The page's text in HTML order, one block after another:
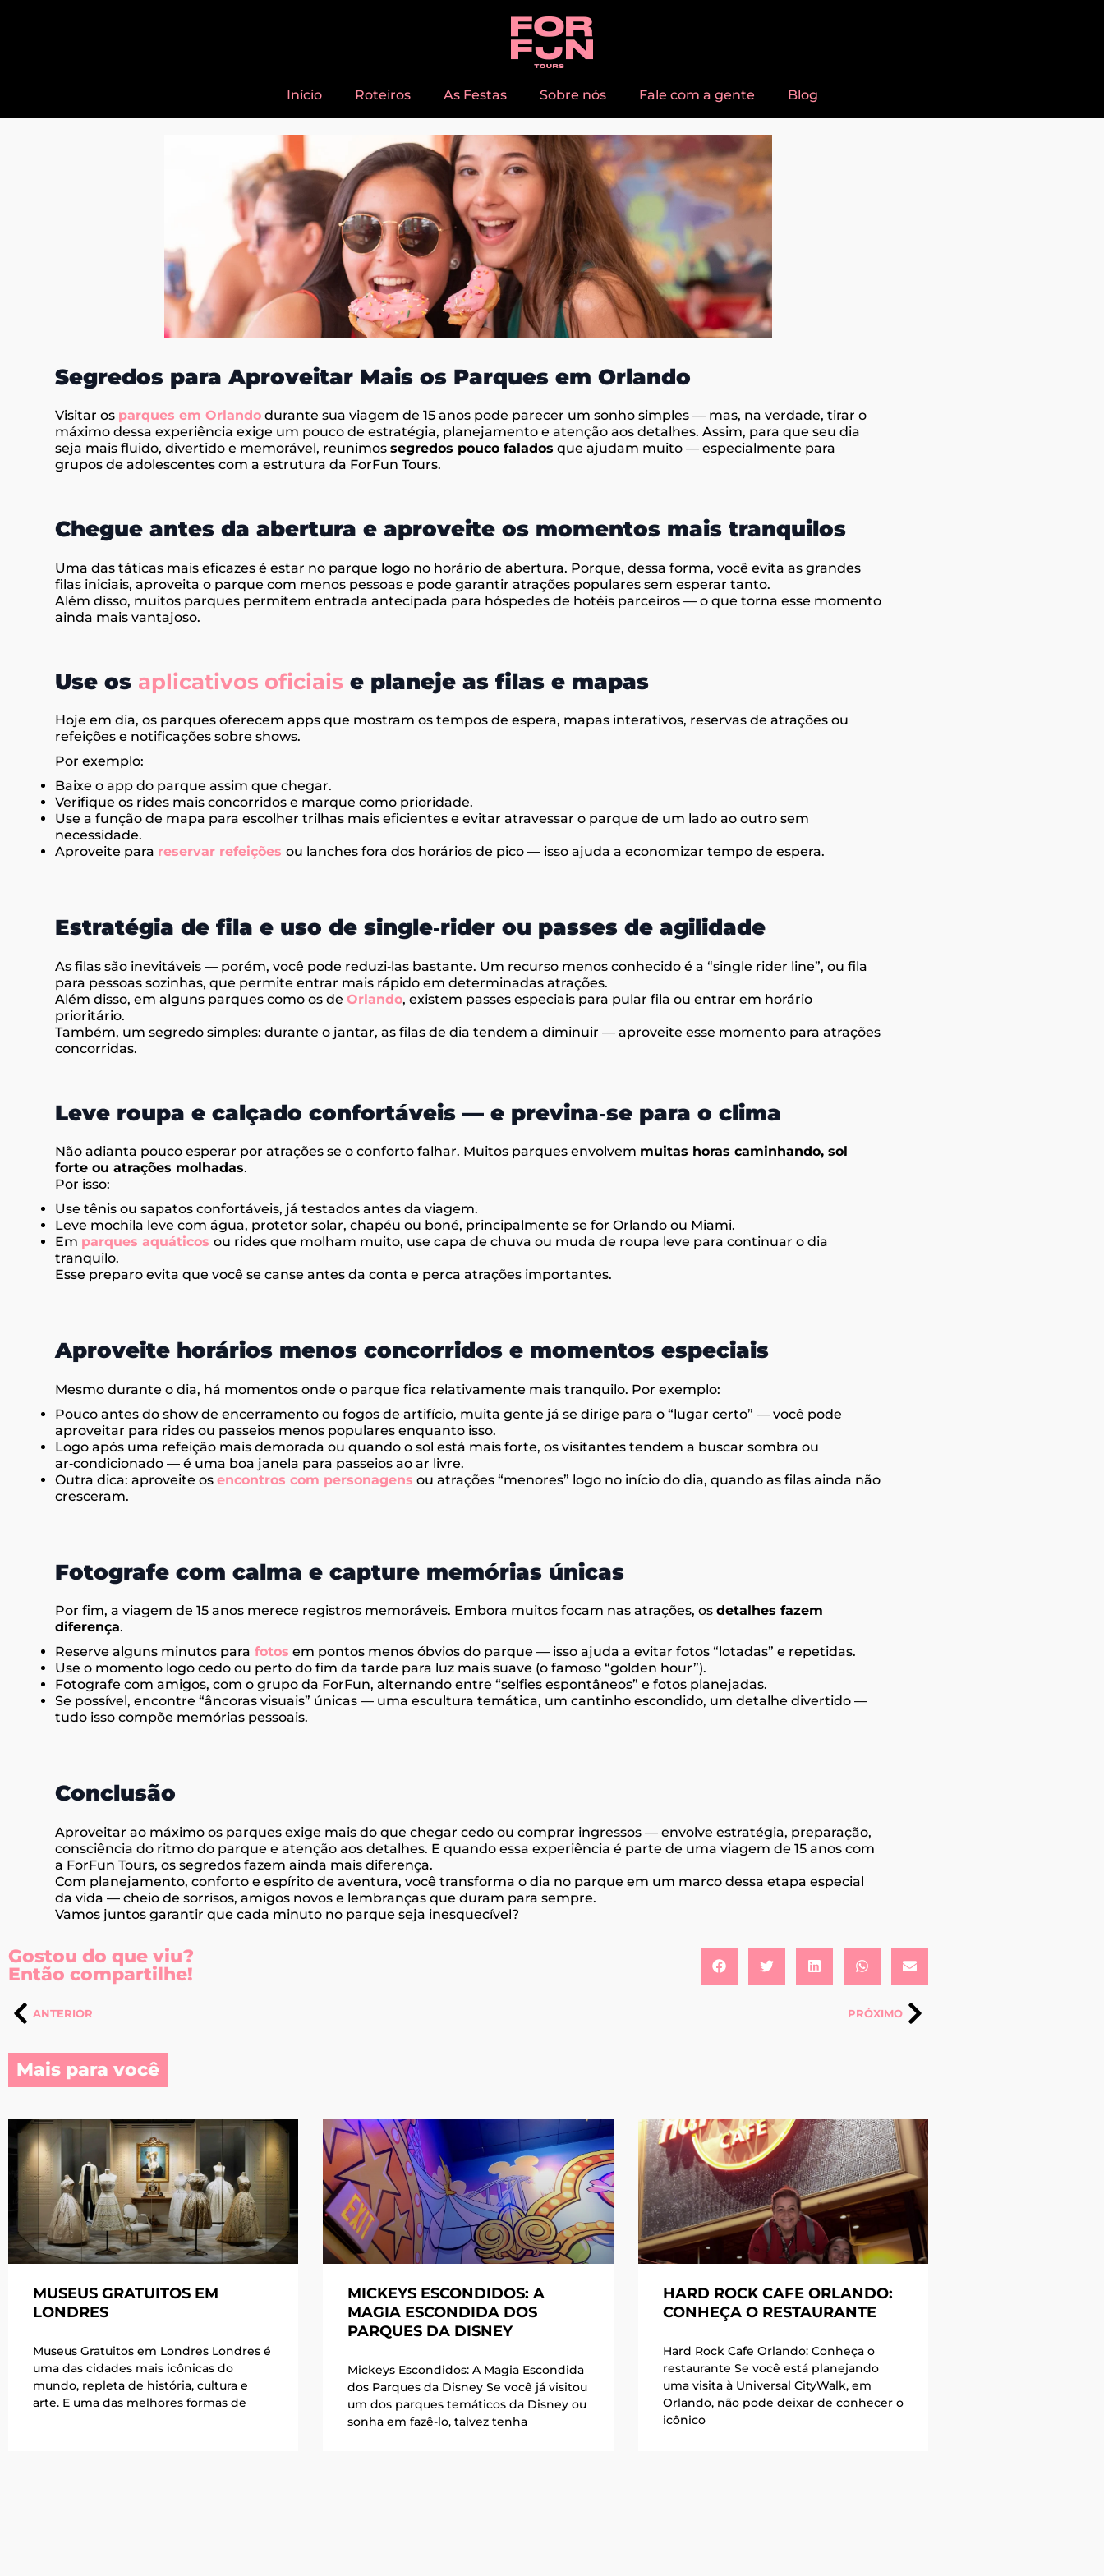
Início Roteiros As Festas Sobre nós Fale com a gente Blog
Segredos para Aproveitar Mais os Parques em Orlando
Visitar os parques em Orlando durante sua viagem de 15 anos pode parecer um sonho simples — mas, na verdade, tirar o
máximo dessa experiência exige um pouco de estratégia, planejamento e atenção aos detalhes. Assim, para que seu dia
seja mais fluido, divertido e memorável, reunimos segredos pouco falados que ajudam muito — especialmente para
grupos de adolescentes com a estrutura da ForFun Tours.
Chegue antes da abertura e aproveite os momentos mais tranquilos
Uma das táticas mais eficazes é estar no parque logo no horário de abertura. Porque, dessa forma, você evita as grandes
filas iniciais, aproveita o parque com menos pessoas e pode garantir atrações populares sem esperar tanto.
Além disso, muitos parques permitem entrada antecipada para hóspedes de hotéis parceiros — o que torna esse momento
ainda mais vantajoso.
Use os aplicativos oficiais e planeje as filas e mapas
Hoje em dia, os parques oferecem apps que mostram os tempos de espera, mapas interativos, reservas de atrações ou
refeições e notificações sobre shows.
Por exemplo:
Baixe o app do parque assim que chegar.
Verifique os rides mais concorridos e marque como prioridade.
Use a função de mapa para escolher trilhas mais eficientes e evitar atravessar o parque de um lado ao outro sem
necessidade.
Aproveite para reservar refeições ou lanches fora dos horários de pico — isso ajuda a economizar tempo de espera.
Estratégia de fila e uso de single‑rider ou passes de agilidade
As filas são inevitáveis — porém, você pode reduzi‑las bastante. Um recurso menos conhecido é a “single rider line”, ou fila
para pessoas sozinhas, que permite entrar mais rápido em determinadas atrações.
Além disso, em alguns parques como os de Orlando, existem passes especiais para pular fila ou entrar em horário
prioritário.
Também, um segredo simples: durante o jantar, as filas de dia tendem a diminuir — aproveite esse momento para atrações
concorridas.
Leve roupa e calçado confortáveis — e previna‑se para o clima
Não adianta pouco esperar por atrações se o conforto falhar. Muitos parques envolvem muitas horas caminhando, sol
forte ou atrações molhadas.
Por isso:
Use tênis ou sapatos confortáveis, já testados antes da viagem.
Leve mochila leve com água, protetor solar, chapéu ou boné, principalmente se for Orlando ou Miami.
Em parques aquáticos ou rides que molham muito, use capa de chuva ou muda de roupa leve para continuar o dia
tranquilo.
Esse preparo evita que você se canse antes da conta e perca atrações importantes.
Aproveite horários menos concorridos e momentos especiais
Mesmo durante o dia, há momentos onde o parque fica relativamente mais tranquilo. Por exemplo:
Pouco antes do show de encerramento ou fogos de artifício, muita gente já se dirige para o “lugar certo” — você pode
aproveitar para rides ou passeios menos populares enquanto isso.
Logo após uma refeição mais demorada ou quando o sol está mais forte, os visitantes tendem a buscar sombra ou
ar‑condicionado — é uma boa janela para passeios ao ar livre.
Outra dica: aproveite os encontros com personagens ou atrações “menores” logo no início do dia, quando as filas ainda não
cresceram.
Fotografe com calma e capture memórias únicas
Por fim, a viagem de 15 anos merece registros memoráveis. Embora muitos focam nas atrações, os detalhes fazem
diferença.
Reserve alguns minutos para fotos em pontos menos óbvios do parque — isso ajuda a evitar fotos “lotadas” e repetidas.
Use o momento logo cedo ou perto do fim da tarde para luz mais suave (o famoso “golden hour”).
Fotografe com amigos, com o grupo da ForFun, alternando entre “selfies espontâneos” e fotos planejadas.
Se possível, encontre “âncoras visuais” únicas — uma escultura temática, um cantinho escondido, um detalhe divertido —
tudo isso compõe memórias pessoais.
Conclusão
Aproveitar ao máximo os parques exige mais do que chegar cedo ou comprar ingressos — envolve estratégia, preparação,
consciência do ritmo do parque e atenção aos detalhes. E quando essa experiência é parte de uma viagem de 15 anos com
a ForFun Tours, os segredos fazem ainda mais diferença.
Com planejamento, conforto e espírito de aventura, você transforma o dia no parque em um marco dessa etapa especial
da vida — cheio de sorrisos, amigos novos e lembranças que duram para sempre.
Vamos juntos garantir que cada minuto no parque seja inesquecível?
Gostou do que viu?
Então compartilhe!
ANTERIOR PRÓXIMO
Mais para você
MUSEUS GRATUITOS EM
LONDRES
Museus Gratuitos em Londres Londres é
uma das cidades mais icônicas do
mundo, repleta de história, cultura e
arte. E uma das melhores formas de
MICKEYS ESCONDIDOS: A
MAGIA ESCONDIDA DOS
PARQUES DA DISNEY
Mickeys Escondidos: A Magia Escondida
dos Parques da Disney Se você já visitou
um dos parques temáticos da Disney ou
sonha em fazê-lo, talvez tenha
HARD ROCK CAFE ORLANDO:
CONHEÇA O RESTAURANTE
Hard Rock Cafe Orlando: Conheça o
restaurante Se você está planejando
uma visita à Universal CityWalk, em
Orlando, não pode deixar de conhecer o
icônico